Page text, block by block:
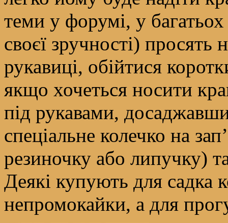
теми у форумі, у багатьох
своєї зручності) просять
рукавиці, обійтися
якщо хочеться носити
під рукавами,
спеціальне колечко на
резиночку або липучку)
Деякі купують для садка
непромокайки, а для